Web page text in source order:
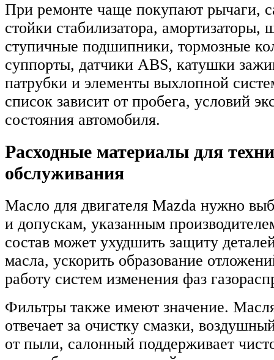
При ремонте чаще покупают рычаги,
стойки стабилизатора,
ступичные подшипники, тормозные
суппорты, датчики ABS, катушки
патрубки и элементы выхлопной
список зависит от пробега, условий
состояния автомобиля.
Расходные материалы для
обслуживания
Масло для двигателя Mazda нужно
и допускам, указанным
состав может ухудшить защиту
масла, ускорить образование
работу систем изменения фаз
Фильтры также имеют значение.
отвечает за очистку смазки,
от пыли, салонный поддерживает